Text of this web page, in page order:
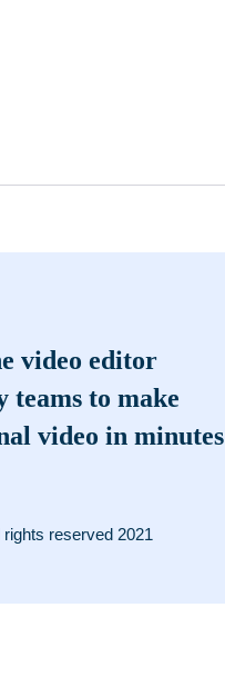
video editor
teams to make
video in minutes
reserved 2021